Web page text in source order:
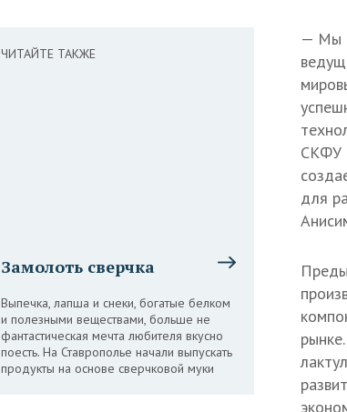
ЧИТАЙТЕ ТАКЖЕ
Замолоть сверчка
Выпечка, лапша и снеки, богатые белком
и полезными веществами, больше не
фантастическая мечта любителя вкусно
поесть. На Ставрополье начали выпускать
продукты на основе сверчковой муки
— Мы
СКФУ
для